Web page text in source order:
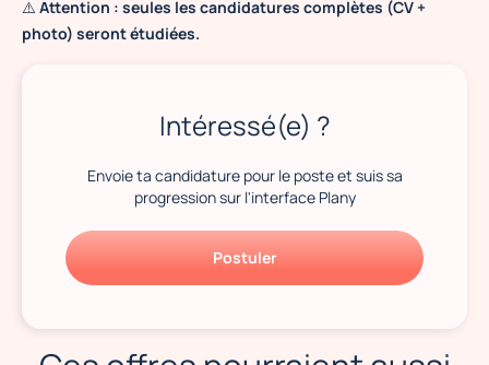
⚠️ Attention : seules les candidatures complètes (CV +
photo) seront étudiées.
Intéressé(e) ?
Envoie ta candidature pour le poste et suis sa
progression sur l'interface Plany
Postuler